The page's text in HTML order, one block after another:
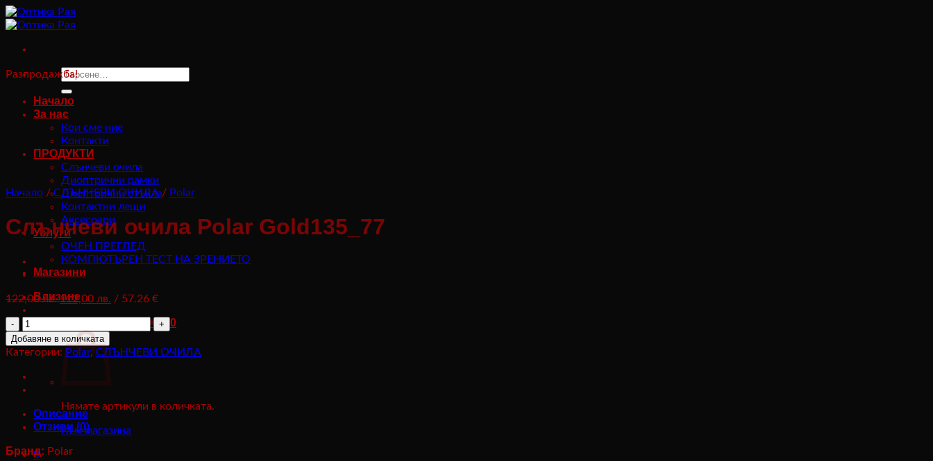
Към
съдържанието
Търсене
Начало
За нас
Кои сме ние
Контакти
ПРОДУКТИ
Слънчеви очила
Диоптрични рамки
Диоптрични стъкла
Контактни лещи
Аксесоари
Услуги
ОЧЕН ПРЕГЛЕД
КОМПЮТЪРЕН ТЕСТ НА ЗРЕНИЕТО
Магазини
Влизане
/ 0.00 € 0
Нямате артикули в количката.
Към магазина
0
Разпродажба!
Начало / СЛЪНЧЕВИ ОЧИЛА / Polar
Слънчеви очила Polar Gold135_77
122,00лв.Original
122,00 лв..
112,00 лв. Текущата
/ 57.26 €
количество
за
Слънчеви
Polar
Gold135_77
Добавяне в количката
Категории: Polar, СЛЪНЧЕВИ ОЧИЛА
Описание
Отзиви (0)
Бранд: Polar